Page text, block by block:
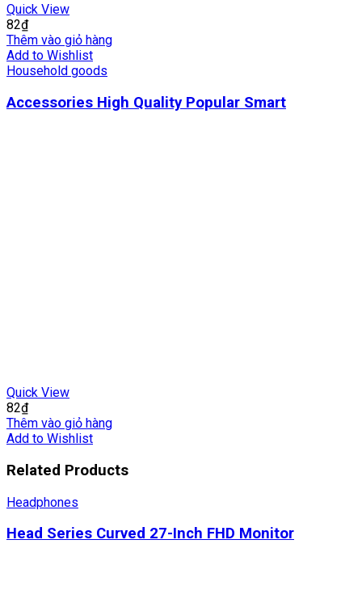
Quick View
82₫
Thêm vào giỏ hàng
Add to Wishlist
Household goods
Accessories High Quality Popular Smart
Quick View
82₫
Thêm vào giỏ hàng
Add to Wishlist
Related Products
Headphones
Head Series Curved 27-Inch FHD Monitor